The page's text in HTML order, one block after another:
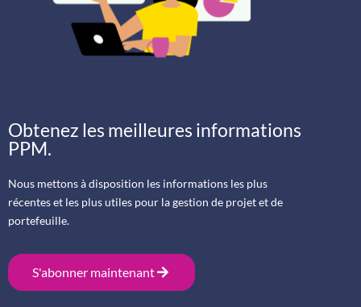
Obtenez les meilleures informations
PPM.
Nous mettons à disposition les informations les plus
récentes et les plus utiles pour la gestion de projet et de
portefeuille.
S'abonner maintenant